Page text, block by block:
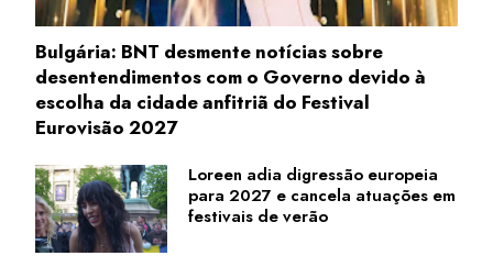
Bulgária: BNT desmente notícias sobre
desentendimentos com o Governo devido à
escolha da cidade anfitriã do Festival
Eurovisão 2027
Loreen adia digressão europeia
para 2027 e cancela atuações em
festivais de verão